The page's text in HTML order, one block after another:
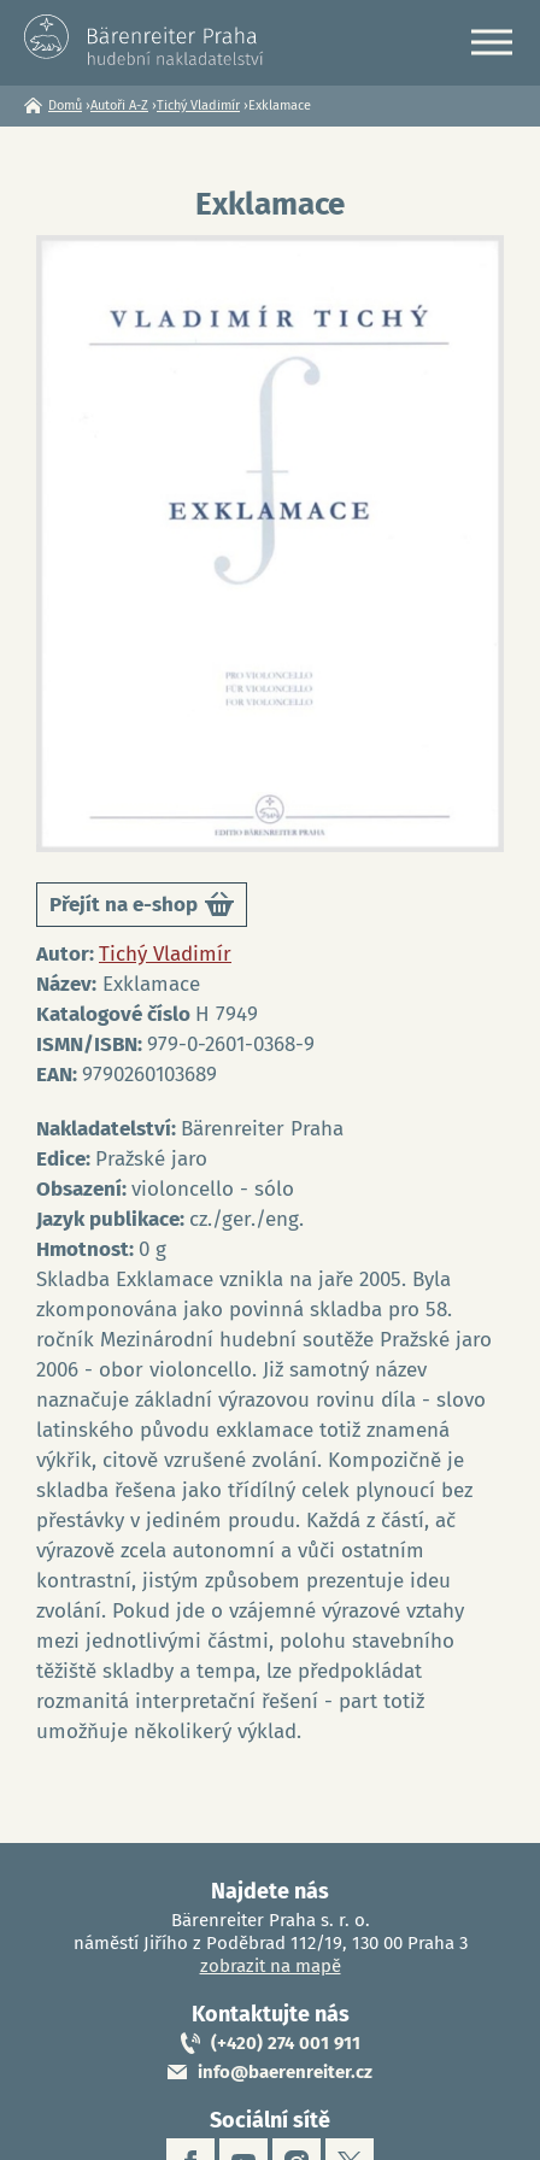
JsteDomů ›Autoři A-Z ›Tichý Vladimír ›Exklamace
Exklamace
Přejít na e-shop
Go
Autor:Tichý Vladimír
Název: Exklamace
Katalogové číslo H 7949
ISMN/ISBN:979-0-2601-0368-9
EAN:9790260103689
Nakladatelství: Bärenreiter Praha
Edice: Pražské jaro
Obsazení:violoncello - sólo
Jazyk publikace: cz./ger./eng.
Hmotnost: 0 g
Skladba Exklamace vznikla na jaře 2005. Byla
zkomponována jako povinná skladba pro 58.
ročník Mezinárodní hudební soutěže Pražské jaro
2006 - obor violoncello. Již samotný název
naznačuje základní výrazovou rovinu díla - slovo
latinského původu exklamace totiž znamená
výkřik, citově vzrušené zvolání. Kompozičně je
skladba řešena jako třídílný celek plynoucí bez
přestávky v jediném proudu. Každá z částí, ač
výrazově zcela autonomní a vůči ostatním
kontrastní, jistým způsobem prezentuje ideu
zvolání. Pokud jde o vzájemné výrazové vztahy
mezi jednotlivými částmi, polohu stavebního
těžiště skladby a tempa, lze předpokládat
rozmanitá interpretační řešení - part totiž
umožňuje několikerý výklad.
Najdete nás
Bärenreiter Praha s. r. o.
náměstí Jiřího z Poděbrad 112/19, 130 00 Praha 3
zobrazit na mapě
Kontaktujte nás
(+420) 274 001 911
info@baerenreiter.cz
Sociální sítě